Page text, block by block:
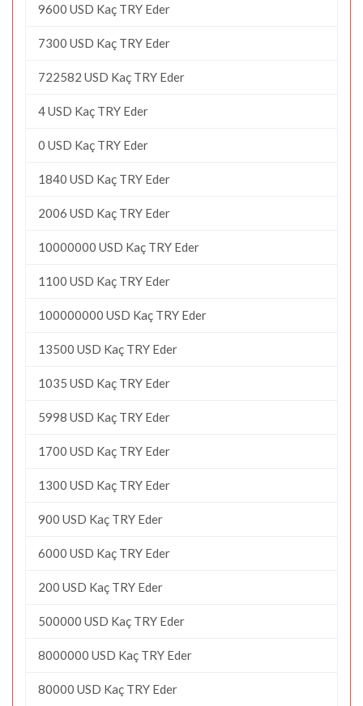
9600 USD Kaç TRY Eder
7300 USD Kaç TRY Eder
722582 USD Kaç TRY Eder
4 USD Kaç TRY Eder
0 USD Kaç TRY Eder
1840 USD Kaç TRY Eder
2006 USD Kaç TRY Eder
10000000 USD Kaç TRY Eder
1100 USD Kaç TRY Eder
100000000 USD Kaç TRY Eder
13500 USD Kaç TRY Eder
1035 USD Kaç TRY Eder
5998 USD Kaç TRY Eder
1700 USD Kaç TRY Eder
1300 USD Kaç TRY Eder
900 USD Kaç TRY Eder
6000 USD Kaç TRY Eder
200 USD Kaç TRY Eder
500000 USD Kaç TRY Eder
8000000 USD Kaç TRY Eder
80000 USD Kaç TRY Eder